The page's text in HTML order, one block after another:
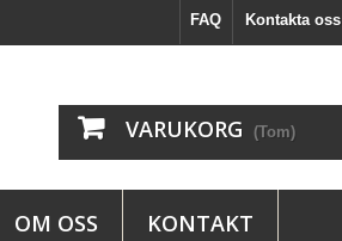
Kontakta oss
FAQ
VARUKORG (Tom)
OM OSS KONTAKT